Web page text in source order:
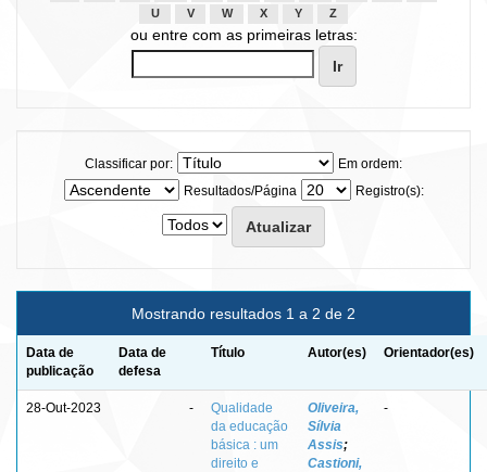
U
V W X Y Z
ou entre com as primeiras letras:
Classificar por:
Em ordem:
Resultados/Página
Registro(s):
Mostrando resultados 1 a 2 de 2
Data de
publicação
Data de
defesa
Título Autor(es) Orientador(es)
28-Out-2023 -
Qualidade
da educação
básica : um
direito e
Oliveira,
Sílvia
Assis;
Castioni,
-